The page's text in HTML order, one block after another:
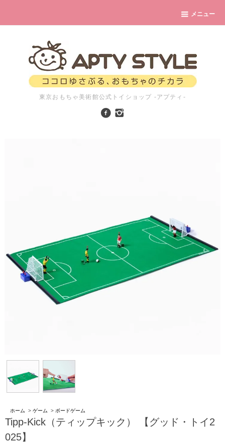
メニュー
東京おもちゃ美術館公式トイショップ -アプティ-
ホーム > ゲーム > ボードゲーム
Tipp-Kick（ティップキック） 【グッド・トイ2
025】